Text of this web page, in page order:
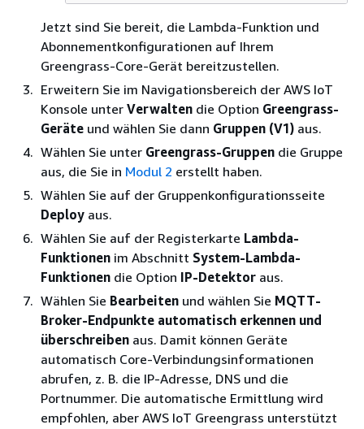
Jetzt sind Sie bereit, die Lambda-Funktion und
Abonnementkonfigurationen auf Ihrem
Greengrass-Core-Gerät bereitzustellen.
Erweitern Sie im Navigationsbereich der AWS IoT
Konsole unter Verwalten die Option Greengrass-
Geräte und wählen Sie dann Gruppen (V1) aus.
Wählen Sie unter Greengrass-Gruppen die Gruppe
aus, die Sie in Modul 2 erstellt haben.
Wählen Sie auf der Gruppenkonfigurationsseite
Deploy aus.
Wählen Sie auf der Registerkarte Lambda-
Funktionen im Abschnitt System-Lambda-
Funktionen die Option IP-Detektor aus.
Wählen Sie Bearbeiten und wählen Sie MQTT-
Broker-Endpunkte automatisch erkennen und
überschreiben aus. Damit können Geräte
automatisch Core-Verbindungsinformationen
abrufen, z. B. die IP-Adresse, DNS und die
Portnummer. Die automatische Ermittlung wird
empfohlen, aber AWS IoT Greengrass unterstützt